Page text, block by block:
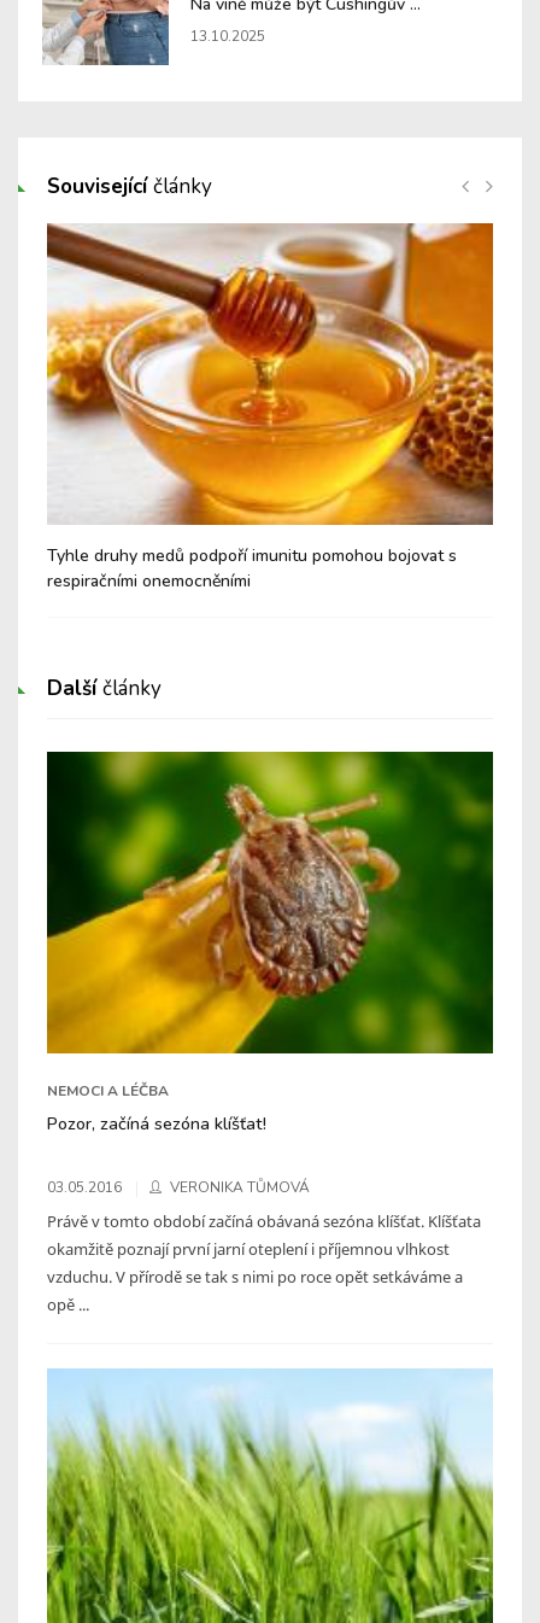
13.10.2025
Souvisejícíčlánky
Tyhle druhy medů podpoří imunitu pomohou bojovat s
respiračními onemocněními
Dalšíčlánky
NEMOCI A LÉČBA
Pozor, začíná sezóna klíšťat!
03.05.2016 VERONIKA TŮMOVÁ
Právě v tomto období začíná obávaná sezóna klíšťat. Klíšťata
okamžitě poznají první jarní oteplení i příjemnou vlhkost
vzduchu. V přírodě se tak s nimi po roce opět setkáváme a
opě ...